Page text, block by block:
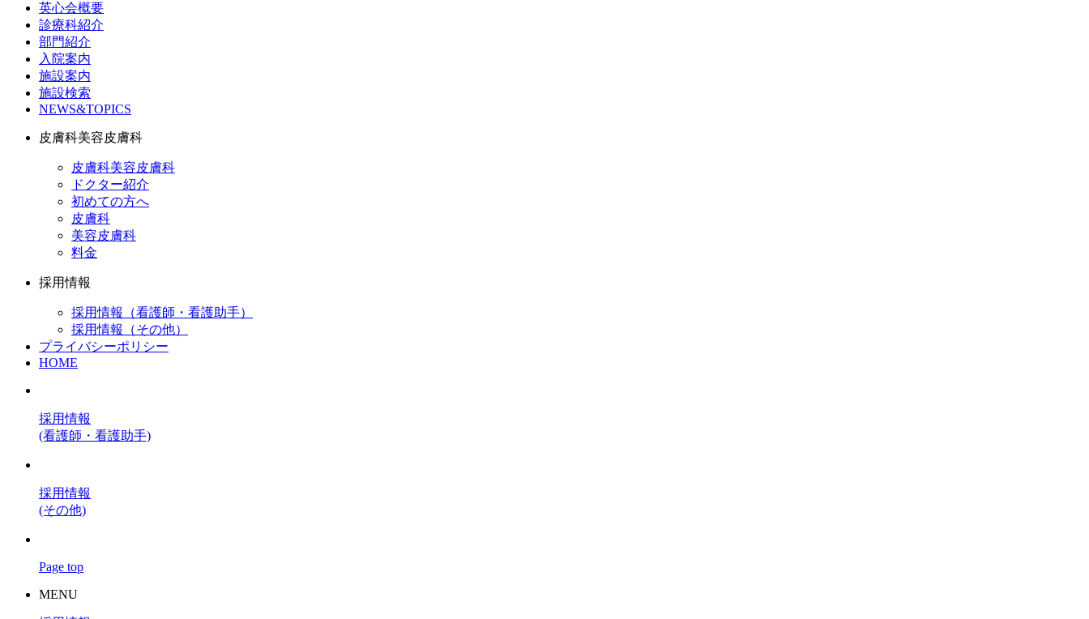
英心会概要
診療科紹介
部門紹介
入院案内
施設案内
施設検索
NEWS&TOPICS
皮膚科美容皮膚科
皮膚科美容皮膚科
ドクター紹介
初めての方へ
皮膚科
美容皮膚科
料金
採用情報
採用情報（看護師・看護助手）
採用情報（その他）
プライバシーポリシー
HOME
採用情報
(看護師・看護助手)
採用情報
(その他)
Page top
MENU